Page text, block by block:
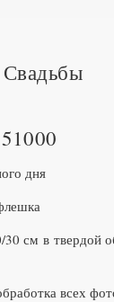
Свадьбы
дня
см в твердой
всех